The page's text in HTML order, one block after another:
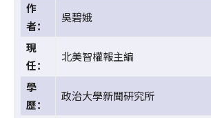
作
者：
吳碧娥
現
任：
北美智權報主編
學
歷：
政治大學新聞研究所